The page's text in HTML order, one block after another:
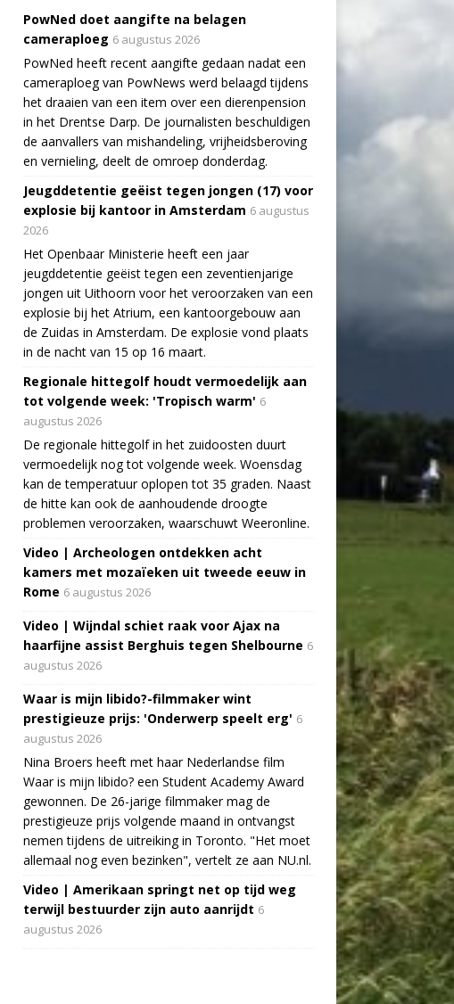
PowNed doet aangifte na belagen
cameraploeg 6 augustus 2026
PowNed heeft recent aangifte gedaan nadat een
cameraploeg van PowNews werd belaagd tijdens
het draaien van een item over een dierenpension
in het Drentse Darp. De journalisten beschuldigen
de aanvallers van mishandeling, vrijheidsberoving
en vernieling, deelt de omroep donderdag.
Jeugddetentie geëist tegen jongen (17) voor
explosie bij kantoor in Amsterdam 6 augustus
2026
Het Openbaar Ministerie heeft een jaar
jeugddetentie geëist tegen een zeventienjarige
jongen uit Uithoorn voor het veroorzaken van een
explosie bij het Atrium, een kantoorgebouw aan
de Zuidas in Amsterdam. De explosie vond plaats
in de nacht van 15 op 16 maart.
Regionale hittegolf houdt vermoedelijk aan
tot volgende week: 'Tropisch warm' 6
augustus 2026
De regionale hittegolf in het zuidoosten duurt
vermoedelijk nog tot volgende week. Woensdag
kan de temperatuur oplopen tot 35 graden. Naast
de hitte kan ook de aanhoudende droogte
problemen veroorzaken, waarschuwt Weeronline.
Video | Archeologen ontdekken acht
kamers met mozaïeken uit tweede eeuw in
Rome 6 augustus 2026
Video | Wijndal schiet raak voor Ajax na
haarfijne assist Berghuis tegen Shelbourne 6
augustus 2026
Waar is mijn libido?-filmmaker wint
prestigieuze prijs: 'Onderwerp speelt erg' 6
augustus 2026
Nina Broers heeft met haar Nederlandse film
Waar is mijn libido? een Student Academy Award
gewonnen. De 26-jarige filmmaker mag de
prestigieuze prijs volgende maand in ontvangst
nemen tijdens de uitreiking in Toronto. "Het moet
allemaal nog even bezinken", vertelt ze aan NU.nl.
Video | Amerikaan springt net op tijd weg
terwijl bestuurder zijn auto aanrijdt 6
augustus 2026